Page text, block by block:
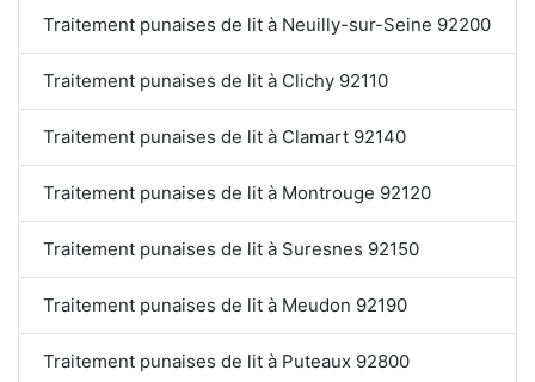
Traitement punaises de lit à Neuilly-sur-Seine 92200
Traitement punaises de lit à Clichy 92110
Traitement punaises de lit à Clamart 92140
Traitement punaises de lit à Montrouge 92120
Traitement punaises de lit à Suresnes 92150
Traitement punaises de lit à Meudon 92190
Traitement punaises de lit à Puteaux 92800